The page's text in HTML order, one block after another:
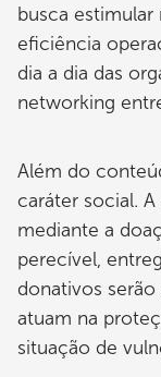
busca
eficiência
dia a dia das
networking
Além do
caráter social.
mediante a
perecível,
donativos
atuam na
situação de